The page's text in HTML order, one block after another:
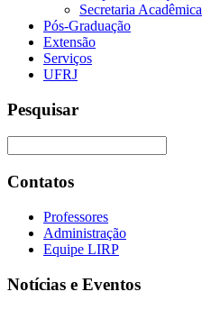
Secretaria Acadêmica
Pós-Graduação
Extensão
Serviços
UFRJ
Pesquisar
Contatos
Professores
Administração
Equipe LIRP
Notícias e Eventos